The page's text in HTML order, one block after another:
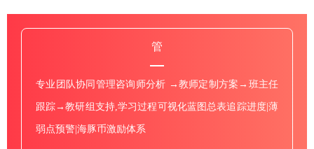
管
专业团队协同管理咨询师分析 →教师定制方案→班主任
跟踪→教研组支持,学习过程可视化蓝图总表追踪进度|薄
弱点预警|海豚币激励体系